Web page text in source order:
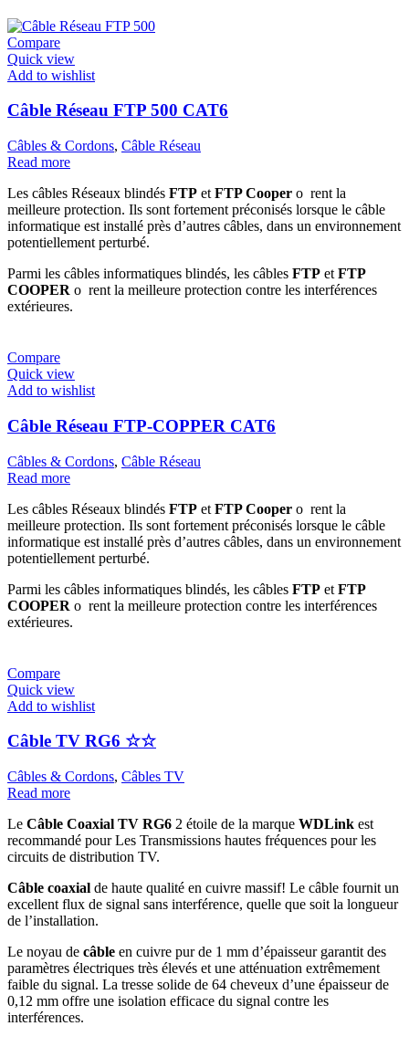
Compare
Quick view
Add to wishlist
Câble Réseau FTP 500 CAT6
Câbles & Cordons, Câble Réseau
Read more
Les câbles Réseaux blindés FTP et FTP Cooper o rent la
meilleure protection. Ils sont fortement préconisés lorsque le câble
informatique est installé près d’autres câbles, dans un environnement
potentiellement perturbé.
Parmi les câbles informatiques blindés, les câbles FTP et FTP
COOPER o rent la meilleure protection contre les interférences
extérieures.
Compare
Quick view
Add to wishlist
Câble Réseau FTP-COPPER CAT6
Câbles & Cordons, Câble Réseau
Read more
Les câbles Réseaux blindés FTP et FTP Cooper o rent la
meilleure protection. Ils sont fortement préconisés lorsque le câble
informatique est installé près d’autres câbles, dans un environnement
potentiellement perturbé.
Parmi les câbles informatiques blindés, les câbles FTP et FTP
COOPER o rent la meilleure protection contre les interférences
extérieures.
Compare
Quick view
Add to wishlist
Câble TV RG6 ☆☆
Câbles & Cordons, Câbles TV
Read more
Le Câble Coaxial TV RG6 2 étoile de la marque WDLink est
recommandé pour Les Transmissions hautes fréquences pour les
circuits de distribution TV.
Câble coaxial de haute qualité en cuivre massif! Le câble fournit un
excellent flux de signal sans interférence, quelle que soit la longueur
de l’installation.
Le noyau de câble en cuivre pur de 1 mm d’épaisseur garantit des
paramètres électriques très élevés et une atténuation extrêmement
faible du signal. La tresse solide de 64 cheveux d’une épaisseur de
0,12 mm offre une isolation efficace du signal contre les
interférences.